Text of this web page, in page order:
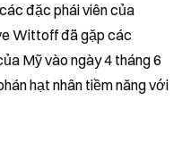
đặc phái viên của
Wittoff đã gặp các
Mỹ vào ngày 4 tháng 6
hạt nhân tiềm năng với